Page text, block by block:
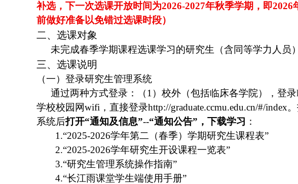
补选，下一次选课开放时间为2026-2027年秋季学期，即
前做好准备以免错过选课时段）
二、选课对象
未完成春季学期课程选课学习的研究生（含同等学力人员）
三、选课说明
（一）登录研究生管理系统
通过两种方式登录：（1）校外（包括临床各学院），登录
学校校园网wifi，直接登录http://graduate.ccmu.edu.cn/#/
系统后打开“通知及信息”--“通知公告”，下载学习 ：
1.“2025-2026学年第二（春季）学期研究生课程表”
2.“2025-2026学年研究生开设课程一览表”
3.“研究生管理系统操作指南”
4.“长江雨课堂学生端使用手册”